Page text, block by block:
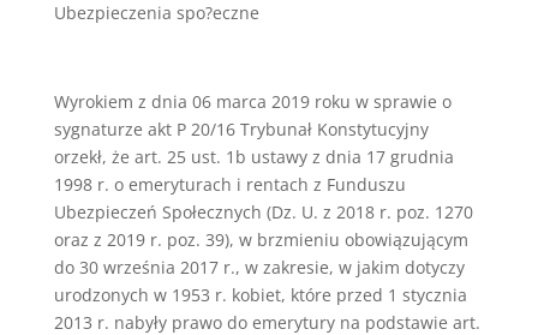
Ubezpieczenia spo?eczne
Wyrokiem z dnia 06 marca 2019 roku w sprawie o
sygnaturze akt P 20/16 Trybunał Konstytucyjny
orzekł, że art. 25 ust. 1b ustawy z dnia 17 grudnia
1998 r. o emeryturach i rentach z Funduszu
Ubezpieczeń Społecznych (Dz. U. z 2018 r. poz. 1270
oraz z 2019 r. poz. 39), w brzmieniu obowiązującym
do 30 września 2017 r., w zakresie, w jakim dotyczy
urodzonych w 1953 r. kobiet, które przed 1 stycznia
2013 r. nabyły prawo do emerytury na podstawie art.